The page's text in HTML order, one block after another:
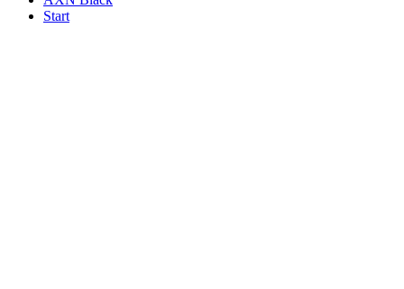
Start